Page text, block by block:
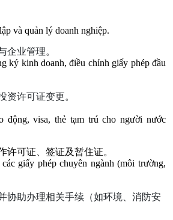
và quản lý doanh nghiệp.
企业管理。
ký kinh doanh, điều chỉnh giấy phép đầu
资许可证变更。
động, visa, thẻ tạm trú cho người nước
许可证、签证及暂住证。
giấy phép chuyên ngành (môi trường,
协助办理相关手续（如环境、消防安